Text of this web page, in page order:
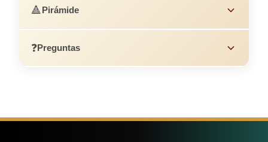
🔺Pirámide
❓Preguntas